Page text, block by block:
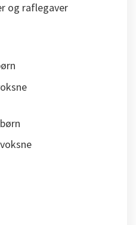
og raflegaver